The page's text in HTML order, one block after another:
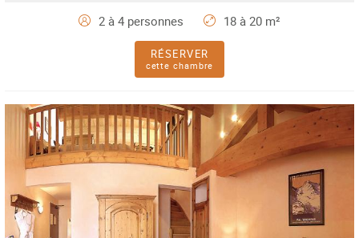
2 à 4 personnes 18 à 20 m²
RÉSERVER
cette chambre